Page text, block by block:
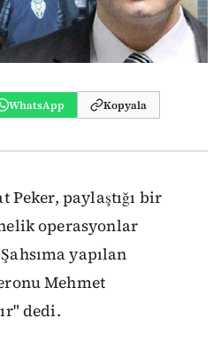
WhatsApp Kopyala
Peker, paylaştığı bir
operasyonlar
yapılan
Mehmet
dedi.